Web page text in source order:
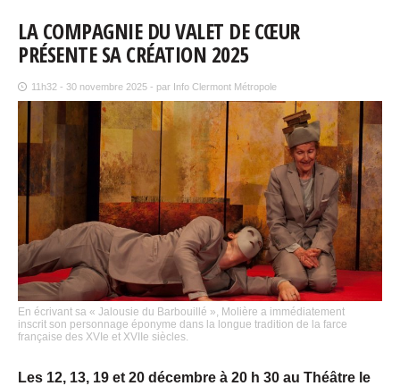
LA COMPAGNIE DU VALET DE CŒUR
PRÉSENTE SA CRÉATION 2025
11h32 - 30 novembre 2025 - par Info Clermont Métropole
En écrivant sa « Jalousie du Barbouillé », Molière a immédiatement
inscrit son personnage éponyme dans la longue tradition de la farce
française des XVIe et XVIIe siècles.
Les 12, 13, 19 et 20 décembre à 20 h 30 au Théâtre le